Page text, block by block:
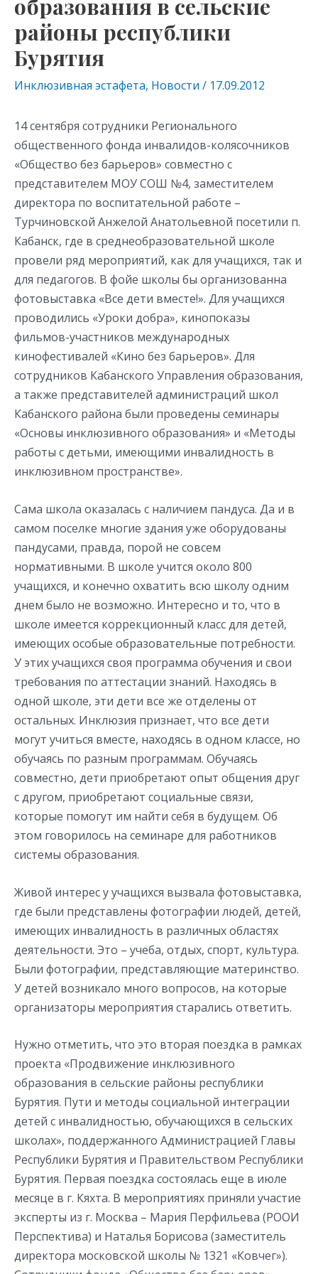
образования в сельские
районы республики
Бурятия
Инклюзивная эстафета, Новости / 17.09.2012
14 сентября сотрудники Регионального
общественного фонда инвалидов-колясочников
«Общество без барьеров» совместно с
представителем МОУ СОШ №4, заместителем
директора по воспитательной работе –
Турчиновской Анжелой Анатольевной посетили п.
Кабанск, где в среднеобразовательной школе
провели ряд мероприятий, как для учащихся, так и
для педагогов. В фойе школы бы организованна
фотовыставка «Все дети вместе!». Для учащихся
проводились «Уроки добра», кинопоказы
фильмов-участников международных
кинофестивалей «Кино без барьеров». Для
сотрудников Кабанского Управления образования,
а также представителей администраций школ
Кабанского района были проведены семинары
«Основы инклюзивного образования» и «Методы
работы с детьми, имеющими инвалидность в
инклюзивном пространстве».
Сама школа оказалась с наличием пандуса. Да и в
самом поселке многие здания уже оборудованы
пандусами, правда, порой не совсем
нормативными. В школе учится около 800
учащихся, и конечно охватить всю школу одним
днем было не возможно. Интересно и то, что в
школе имеется коррекционный класс для детей,
имеющих особые образовательные потребности.
У этих учащихся своя программа обучения и свои
требования по аттестации знаний. Находясь в
одной школе, эти дети все же отделены от
остальных. Инклюзия признает, что все дети
могут учиться вместе, находясь в одном классе, но
обучаясь по разным программам. Обучаясь
совместно, дети приобретают опыт общения друг
с другом, приобретают социальные связи,
которые помогут им найти себя в будущем. Об
этом говорилось на семинаре для работников
системы образования.
Живой интерес у учащихся вызвала фотовыставка,
где были представлены фотографии людей, детей,
имеющих инвалидность в различных областях
деятельности. Это – учеба, отдых, спорт, культура.
Были фотографии, представляющие материнство.
У детей возникало много вопросов, на которые
организаторы мероприятия старались ответить.
Нужно отметить, что это вторая поездка в рамках
проекта «Продвижение инклюзивного
образования в сельские районы республики
Бурятия. Пути и методы социальной интеграции
детей с инвалидностью, обучающихся в сельских
школах», поддержанного Администрацией Главы
Республики Бурятия и Правительством Республики
Бурятия. Первая поездка состоялась еще в июле
месяце в г. Кяхта. В мероприятиях приняли участие
эксперты из г. Москва – Мария Перфильева (РООИ
Перспектива) и Наталья Борисова (заместитель
директора московской школы № 1321 «Ковчег»).